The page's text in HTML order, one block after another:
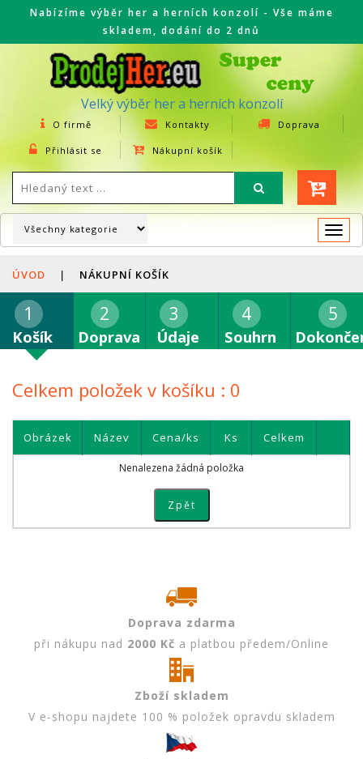
Nabízíme výběr her a herních konzolí - Vše máme
skladem, dodání do 2 dnů
Velký výběr her a herních konzolí
O firmě Kontakty Doprava
Přihlásit se Nákupní košík
ÚVOD | NÁKUPNÍ KOŠÍK
Košík Doprava Údaje Souhrn
Celkem položek v košíku : 0
Obrázek Název Cena/ks Ks Celkem
Nenalezena žádná položka
Zpět
Doprava zdarma
při nákupu nad 2000 Kč a platbou předem/Online
Zboží skladem
V e-shopu najdete 100 % položek opravdu skladem